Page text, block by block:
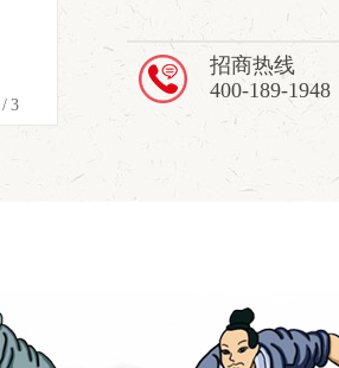
/3
招商热线
400-189-1948